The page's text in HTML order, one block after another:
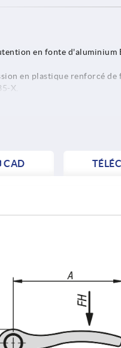
en fonte d'aluminium
en plastique renforcé de
X.
en Inox.
CAD